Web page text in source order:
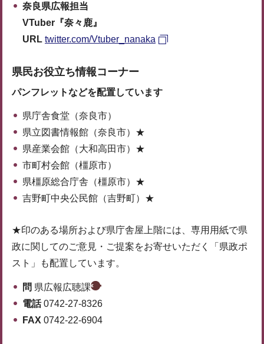
奈良県広報担当
VTuber『奈々鹿』
URL twitter.com/Vtuber_nanaka
県民お役立ち情報コーナー
パンフレットなどを配置しています
県庁舎食堂（奈良市）
県立図書情報館（奈良市）★
県産業会館（大和高田市）★
市町村会館（橿原市）
県橿原総合庁舎（橿原市）★
吉野町中央公民館（吉野町）★
★印のある場所および県庁舎屋上階には、専用用紙で県
政に関してのご意見・ご提案をお寄せいただく「県政ポ
スト」も配置しています。
問 県広報広聴課
電話0742-27-8326
FAX 0742-22-6904